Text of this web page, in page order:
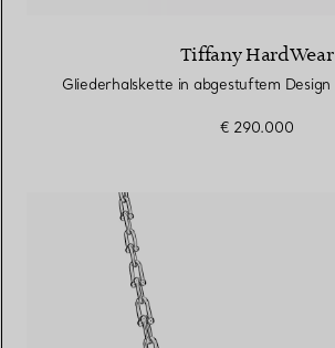
Tiffany HardWear
€ 290.000